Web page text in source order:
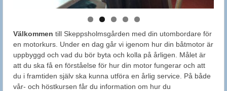
Välkommen till Skeppsholmsgården med din utombordare för
en motorkurs. Under en dag går vi igenom hur din båtmotor är
uppbyggd och vad du bör byta och kolla på årligen. Målet är
att du ska få en förståelse för hur din motor fungerar och att
du i framtiden själv ska kunna utföra en årlig service. På både
vår- och höstkursen får du information om hur du